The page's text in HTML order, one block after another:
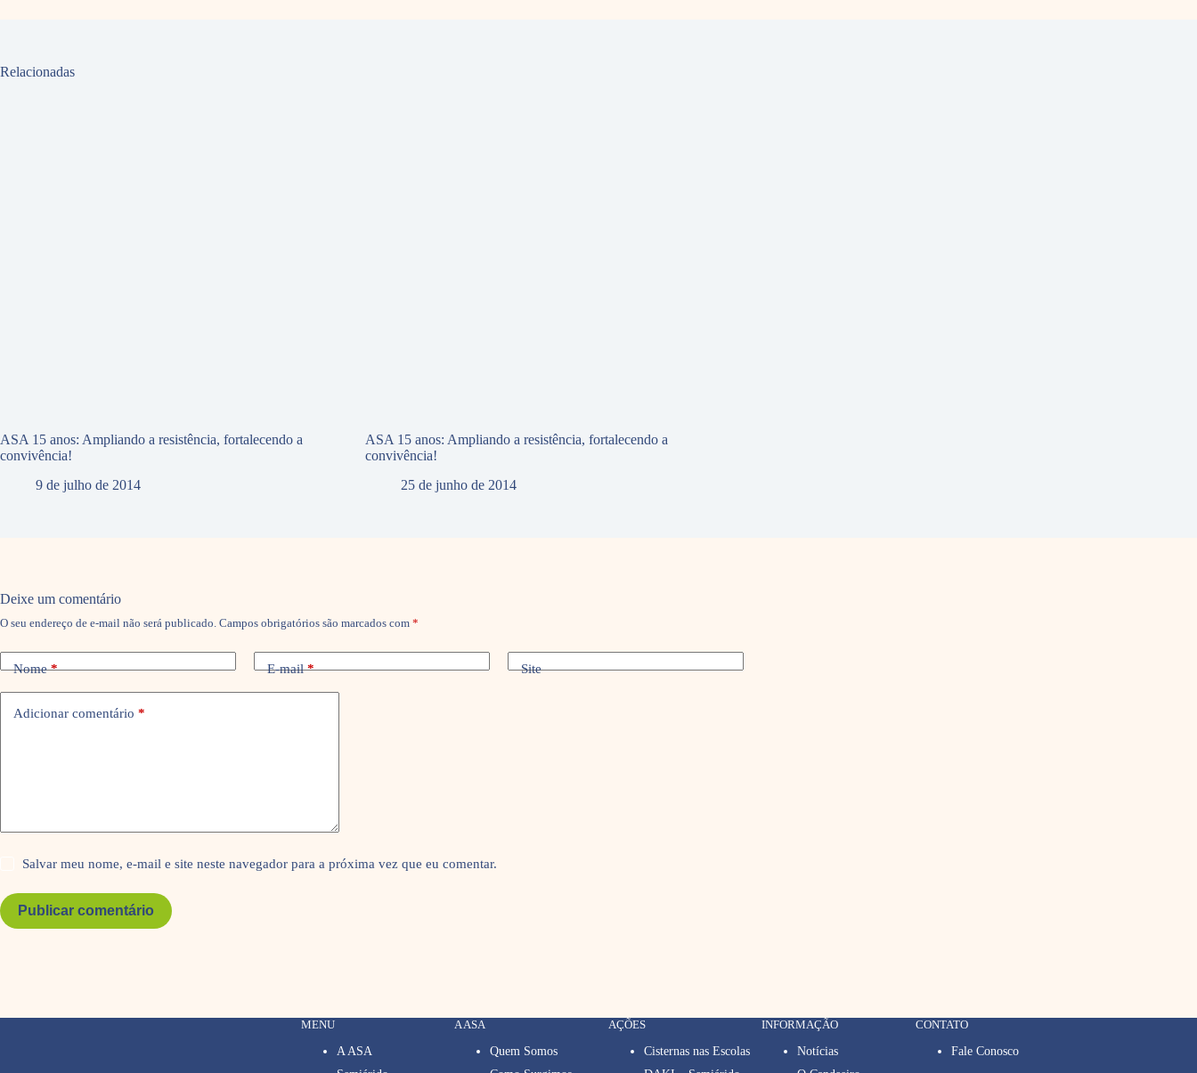
Relacionadas
ASA 15 anos: Ampliando a resistência, fortalecendo a
convivência!
9 de julho de 2014
ASA 15 anos: Ampliando a resistência, fortalecendo a
convivência!
25 de junho de 2014
Deixe um comentário
O seu endereço de e-mail não será publicado. Campos obrigatórios são marcados com *
Nome* E-mail* Site
Adicionar comentário *
Salvar meu nome, e-mail e site neste navegador para a próxima vez que eu comentar.
Publicar comentário
MENU
A ASA
A ASA
Quem Somos
AÇÕES
Cisternas nas Escolas
INFORMAÇÃO
Notícias
CONTATO
Fale Conosco